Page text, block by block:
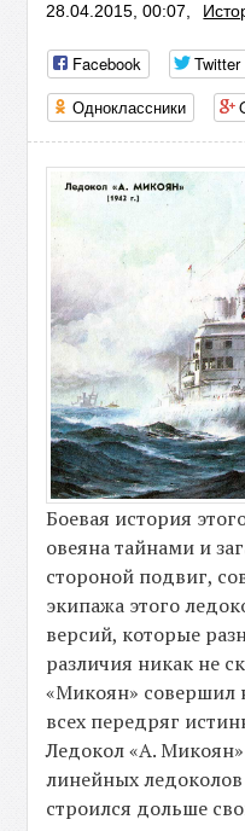
28.04.2015, 00:07,
Facebook Twitter
Одноклассники
Боевая история
овеяна тайнами и
стороной подвиг,
экипажа этого
версий, которые
различия никак не
«Микоян» совершил
всех передряг
Ледокол «А.
линейных
строился дольше